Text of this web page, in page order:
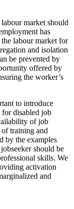
market should
has
labour market for
and isolation
be prevented by
offered by
the worker’s
to introduce
for disabled job
of job
training and
by the examples
should be
skills. We
activation
and